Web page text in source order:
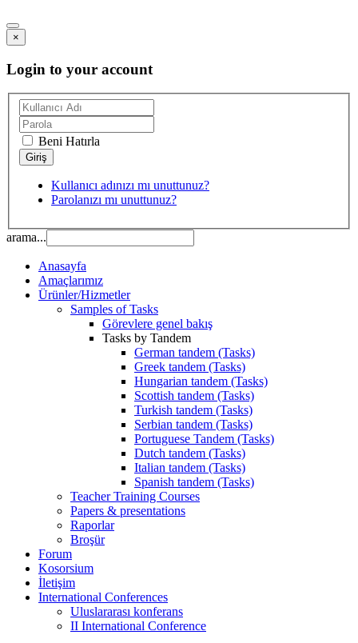
×
Login to your account
Beni Hatırla
Kullanıcı adınızı mı unuttunuz?
Parolanızı mı unuttunuz?
arama...
Anasayfa
Amaçlarımız
Ürünler/Hizmetler
Samples of Tasks
Görevlere genel bakış
Tasks by Tandem
German tandem (Tasks)
Greek tandem (Tasks)
Hungarian tandem (Tasks)
Scottish tandem (Tasks)
Turkish tandem (Tasks)
Serbian tandem (Tasks)
Portuguese Tandem (Tasks)
Dutch tandem (Tasks)
Italian tandem (Tasks)
Spanish tandem (Tasks)
Teacher Training Courses
Papers & presentations
Raporlar
Broşür
Forum
Kosorsium
İletişim
International Conferences
Uluslararası konferans
II International Conference